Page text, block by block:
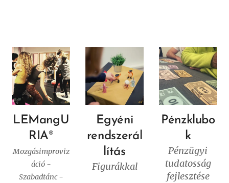
LEMangU
RIA®
Mozgásimproviz
áció -
Szabadtánc -
Egyéni
rendszerál
lítás
Figurákkal
Pénzklubo
k
Pénzügyi
tudatosság
fejlesztése